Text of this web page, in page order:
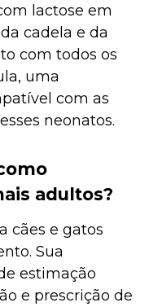
lactose em
cadela e da
com todos os
uma
com as
neonatos.
adultos?
cães e gatos
Sua
estimação
e prescrição de